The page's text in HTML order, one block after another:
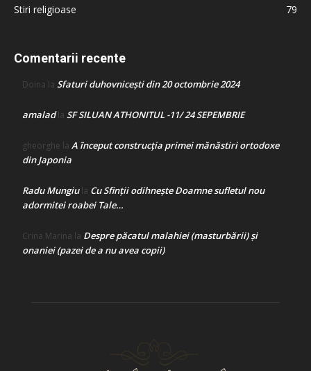
Stiri religioase
79
Comentarii recente
Doina la Sfaturi duhovnicești din 20 octombrie 2024
amaladla SF SILUAN ATHONITUL -11/ 24 SEPEMBRIE
gheorghe la A început construcţia primei mănăstiri ortodoxe
din Japonia
Radu Mungiula Cu Sfinții odihnește Doamne sufletul nou
adormitei roabei Tale…
Crina Marina la Despre păcatul malahiei (masturbării) şi
onaniei (pazei de a nu avea copii)